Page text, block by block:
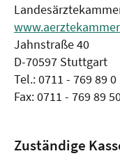
Jahnstraße 40
D-70597 Stuttgart
Tel.: 0711 - 769 89 0
Fax: 0711 - 769 89
Zuständige